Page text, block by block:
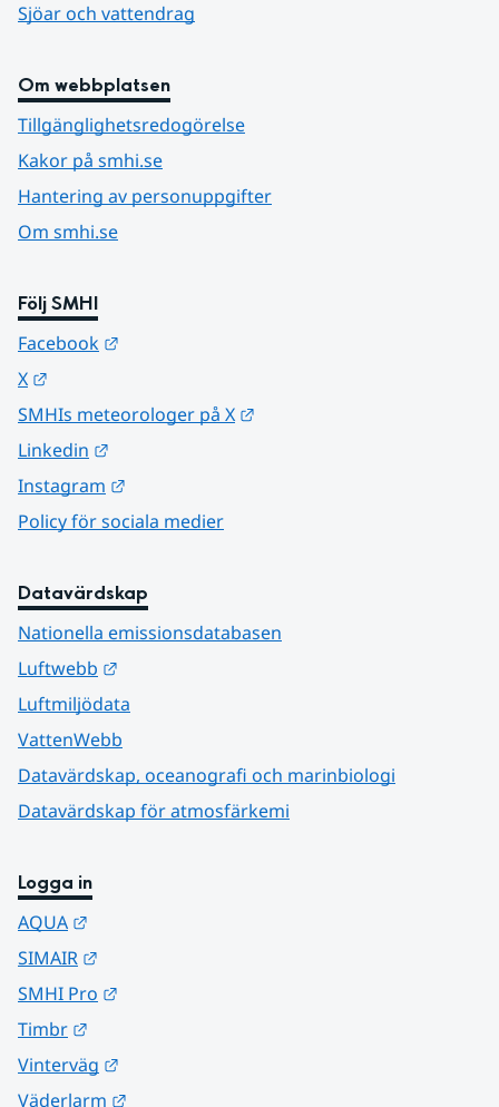
Sjöar och vattendrag
Om webbplatsen
Tillgänglighetsredogörelse
Kakor på smhi.se
Hantering av personuppgifter
Om smhi.se
Följ SMHI
Facebook
X
SMHIs meteorologer på X
Linkedin
Instagram
Policy för sociala medier
Datavärdskap
Nationella emissionsdatabasen
Luftwebb
Luftmiljödata
VattenWebb
Datavärdskap, oceanografi och marinbiologi
Datavärdskap för atmosfärkemi
Logga in
AQUA
SIMAIR
SMHI Pro
Timbr
Vinterväg
Väderlarm